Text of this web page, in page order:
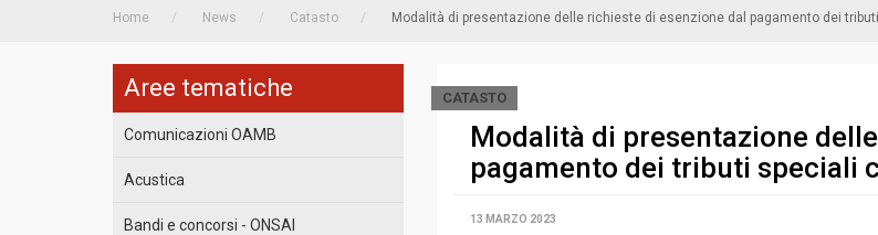
Home News Catasto Modalità di presentazione delle richieste di esenzione dal pagamento dei
Aree tematiche
Comunicazioni OAMB
Acustica
Bandi e concorsi - ONSAI
CATASTO
Modalità di presentazione
pagamento dei tributi speciali
13 MARZO 2023